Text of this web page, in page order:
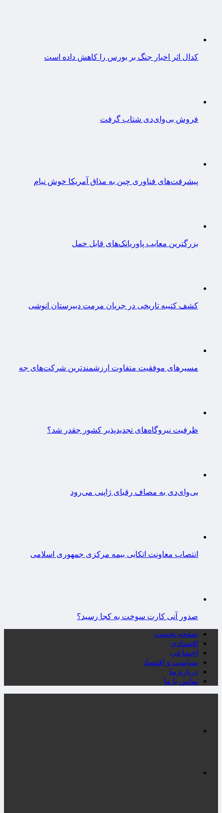
کدال اثر اخبار جنگ بر بورس را کاهش داده است
فروش بی‌وای‌دی شتاب گرفت
پیشرفت‌های فناوری چین به مذاق آمریکا خوش نیام
بزرگترین معایب پاوربانک‌های قابل حمل
کشف کتیبه تاریخی در جریان مرمت دبیرستان انوشی
مسیرهای موفقیت متفاوت ارزشمندترین شرکت‌های جه
ظرفیت نیروگاه‌های تجدیدپذیر کشور چقدر شد؟
بی‌وای‌دی به مصاف رقبای ژاپنی می‌رود
انتصاب معاونت اتکایی بیمه مرکزی جمهوری اسلامی
صدور آنی کارت سوخت به کجا رسید؟
صفحه نخست
اقتصادی
اجتماعی
سیاست و اقتصاد
درباره ما
تماس با ما